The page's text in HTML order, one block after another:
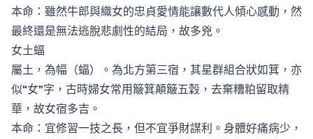
本命：雖然牛郎與織女的忠貞愛情能讓數代人傾心感動，然
最終還是無法逃脫悲劇性的結局，故多兇。
女土蝠
屬土，為幅（蝠）。為北方第三宿，其星群組合狀如箕，亦
似“女”字，古時婦女常用簸箕顛簸五穀，去棄糟粕留取精
華，故女宿多吉。
本命：宜修習一技之長，但不宜爭財謀利。身體好痛病少，